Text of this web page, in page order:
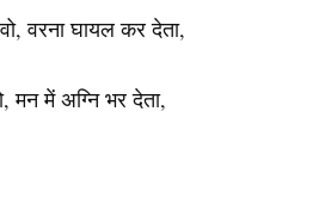
वरना घायल कर देता,
मन में अग्नि भर देता,